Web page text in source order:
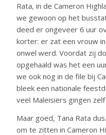
Rata, in de Cameron
we gewoon op het
deed er ongeveer 6 uur
korter: er zat een vrouw
onwel werd. Voordat zij
opgehaald was het een
we ook nog in de file bij
bleek een nationale
veel Maleisiërs gingen
Maar goed, Tana Rata
om te zitten in Cameron